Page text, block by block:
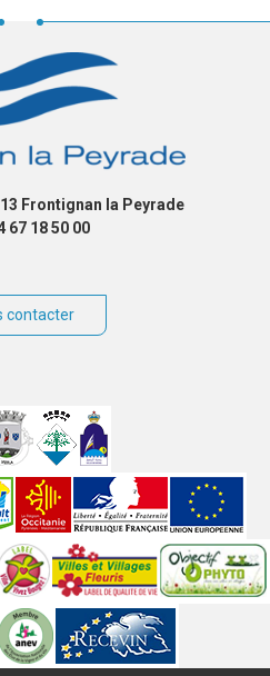
Frontignan la Peyrade
67 18 50 00
contacter